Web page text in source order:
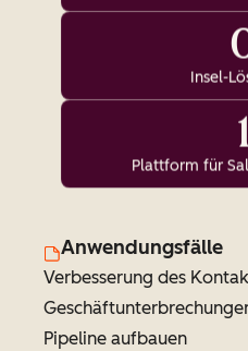
Insel-
1
Plattform für
Anwendungsfälle
Verbesserung des
Pipeline aufbauen